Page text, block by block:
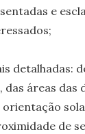
e
detalhadas:
áreas das
orientação
de